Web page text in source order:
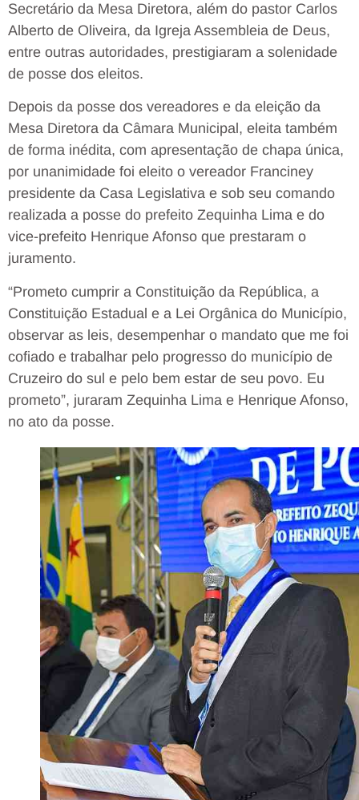
Secretário da Mesa Diretora, além do pastor Carlos
Alberto de Oliveira, da Igreja Assembleia de Deus,
entre outras autoridades, prestigiaram a solenidade
de posse dos eleitos.
Depois da posse dos vereadores e da eleição da
Mesa Diretora da Câmara Municipal, eleita também
de forma inédita, com apresentação de chapa única,
por unanimidade foi eleito o vereador Franciney
presidente da Casa Legislativa e sob seu comando
realizada a posse do prefeito Zequinha Lima e do
vice-prefeito Henrique Afonso que prestaram o
juramento.
“Prometo cumprir a Constituição da República, a
Constituição Estadual e a Lei Orgânica do Município,
observar as leis, desempenhar o mandato que me foi
cofiado e trabalhar pelo progresso do município de
Cruzeiro do sul e pelo bem estar de seu povo. Eu
prometo”, juraram Zequinha Lima e Henrique Afonso,
no ato da posse.